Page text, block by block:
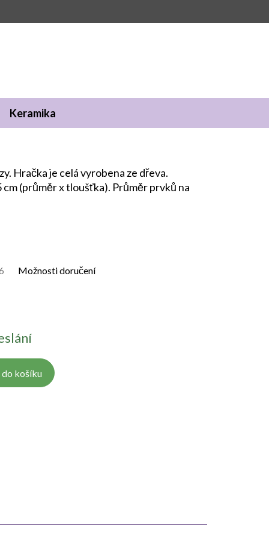
Keramika
Možnosti doručení
košíku
Hračka je celá vyrobena ze dřeva.
cm (průměr x tloušťka). Průměr prvků na